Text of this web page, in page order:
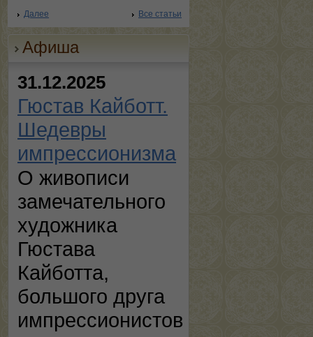
Далее Все статьи
Афиша
31.12.2025
Гюстав Кайботт.
Шедевры
импрессионизма
О живописи
замечательного
художника
Гюстава
Кайботта,
большого друга
импрессионистов